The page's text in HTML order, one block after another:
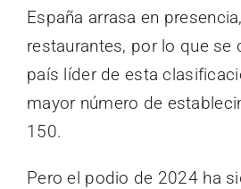
España arrasa en
restaurantes, por lo que se
país líder de esta
mayor número de
150.
Pero el podio de 2024 ha